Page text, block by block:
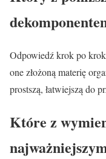
Odpowiedź krok po
one złożoną materię
prostszą, łatwiejszą do
Które z